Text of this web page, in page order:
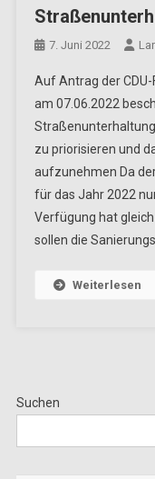
7. Juni 2022
Auf Antrag der
am 07.06.2022
zu priorisieren und
aufzunehmen Da
für das Jahr 2022
Verfügung hat
sollen die
Weiterlesen
Suchen